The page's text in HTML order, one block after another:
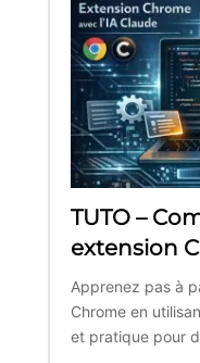
TUTO –
extension
Apprenez pas à
Chrome en
et pratique pour